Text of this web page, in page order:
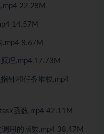
22.28M
14.57M
.mp4 8.67M
理.mp4 17.73M
针和任务堆栈.mp4
函数.mp4 42.11M
用的函数.mp4 38.47M